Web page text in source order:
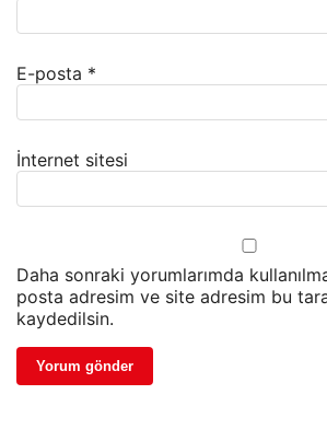
E-posta *
İnternet sitesi
Daha sonraki yorumlarımda
posta adresim ve site adresim bu
kaydedilsin.